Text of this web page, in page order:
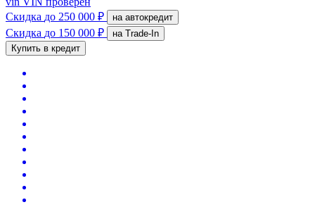
Скидка до 250 000 ₽ на автокредит
Скидка до 150 000 ₽
на Trade-In
Купить в кредит